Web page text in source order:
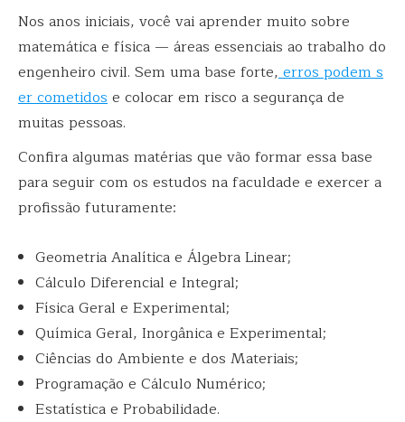
Nos anos iniciais, você vai aprender muito sobre
matemática e física — áreas essenciais ao trabalho do
engenheiro civil. Sem uma base forte, erros podem s
er cometidose colocar em risco a segurança de
muitas pessoas.
Confira algumas matérias que vão formar essa base
para seguir com os estudos na faculdade e exercer a
profissão futuramente:
Geometria Analítica e Álgebra Linear;
Cálculo Diferencial e Integral;
Física Geral e Experimental;
Química Geral, Inorgânica e Experimental;
Ciências do Ambiente e dos Materiais;
Programação e Cálculo Numérico;
Estatística e Probabilidade.